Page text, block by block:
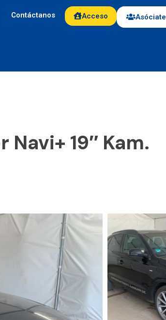
Contáctanos Acceso Asóciate
19″ Kam.